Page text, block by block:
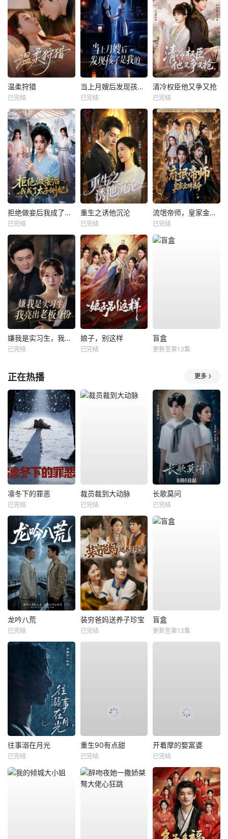
温柔狩猎
已完结
当上月嫂后发现孩子是我的
已完结
清冷权臣他又争又抢
已完结
拒绝做妾后我成了太子侧妃
已完结
重生之诱他沉沦
已完结
流氓帝师，皇家金牌县令
已完结
嫌我是实习生，我亮出老板身份
已完结
娘子，别这样
已完结
盲盒
更新至第13集
正在热播 更多
凛冬下的罪恶
已完结
裁员裁到大动脉
已完结
长歌莫问
已完结
龙吟八荒
已完结
装穷爸妈送养子珍宝
已完结
盲盒
更新至第13集
往事溺在月光
已完结
重生90有点甜
已完结
开着摩的娶富婆
已完结